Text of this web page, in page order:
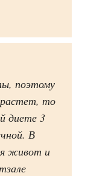
поэтому
растет, то
диете 3
В
живот и